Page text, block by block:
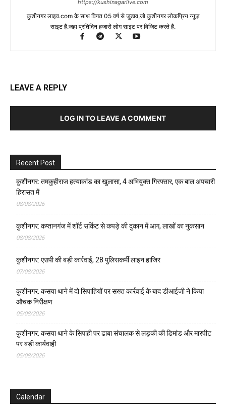
https://kushinagarlive.com
कुशीनगर लाइव.com के साथ विगत 05 वर्ष से जुडाव,जो कुशीनगर लोकप्रिय न्यूज़
साइट है.जहा प्रतिदिन हजारों लोग साइट पर विजिट करते है.
LEAVE A REPLY
LOG IN TO LEAVE A COMMENT
Recent Post
कुशीनगर: तमकुहीराज हत्याकांड का खुलासा, 4 अभियुक्त गिरफ्तार, एक बाल अपचारी
हिरासत में
08/08/2026
कुशीनगर: कप्तानगंज में शॉर्ट सर्किट से कपड़े की दुकान में आग, लाखों का नुकसान
08/08/2026
कुशीनगर: एसपी की बड़ी कार्रवाई, 28 पुलिसकर्मी लाइन हाजिर
07/08/2026
कुशीनगर: कसया थाने में दो सिपाहियों पर सख्त कार्रवाई के बाद डीआईजी ने किया
औचक निरीक्षण
05/08/2026
कुशीनगर: कसया थाने के सिपाही पर ढाबा संचालक से लड़की की डिमांड और मारपीट
पर बड़ी कार्यवाही
05/08/2026
Calendar